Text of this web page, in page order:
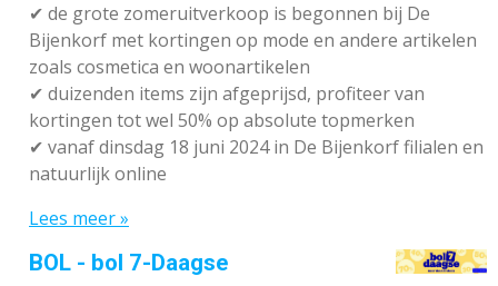
✔ de grote zomeruitverkoop is begonnen bij De
Bijenkorf met kortingen op mode en andere artikelen
zoals cosmetica en woonartikelen
✔ duizenden items zijn afgeprijsd, profiteer van
kortingen tot wel 50% op absolute topmerken
✔ vanaf dinsdag 18 juni 2024 in De Bijenkorf filialen en
natuurlijk online
Lees meer »
BOL - bol 7-Daagse